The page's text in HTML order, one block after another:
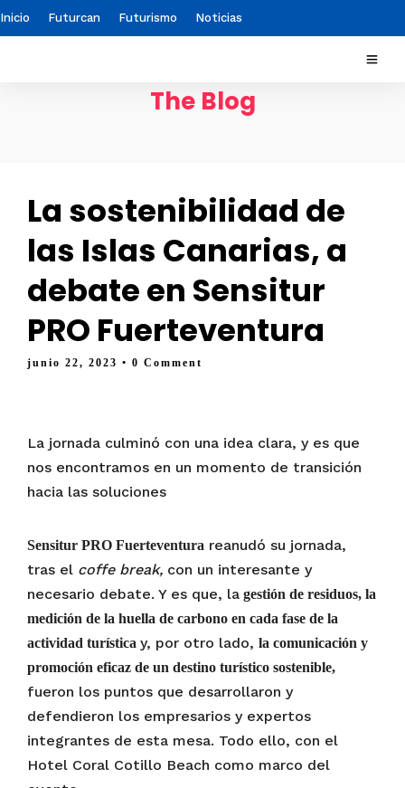
Inicio Futurcan Futurismo Noticias
The Blog
La sostenibilidad de
las Islas Canarias, a
debate en Sensitur
PRO Fuerteventura
junio 22, 2023 • 0 Comment
La jornada culminó con una idea clara, y es que
nos encontramos en un momento de transición
hacia las soluciones
Sensitur PRO Fuerteventura reanudó su jornada,
tras el coffe break, con un interesante y
necesario debate. Y es que, la gestión de residuos, la
medición de la huella de carbono en cada fase de la
actividad turística y, por otro lado, la comunicación y
promoción eficaz de un destino turístico sostenible,
fueron los puntos que desarrollaron y
defendieron los empresarios y expertos
integrantes de esta mesa. Todo ello, con el
Hotel Coral Cotillo Beach como marco del